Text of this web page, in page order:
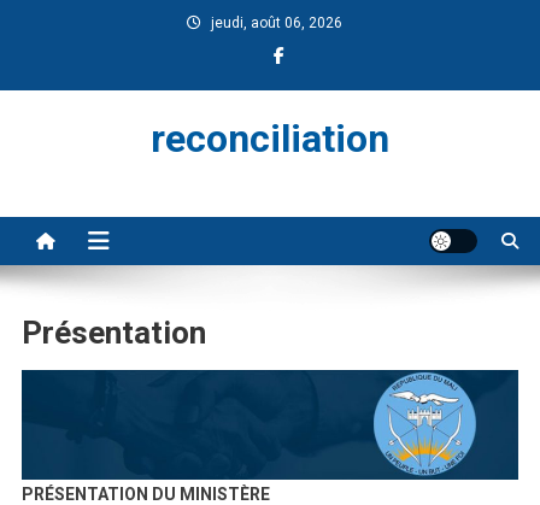
jeudi, août 06, 2026
reconciliation
Présentation
PRÉSENTATION DU MINISTÈRE